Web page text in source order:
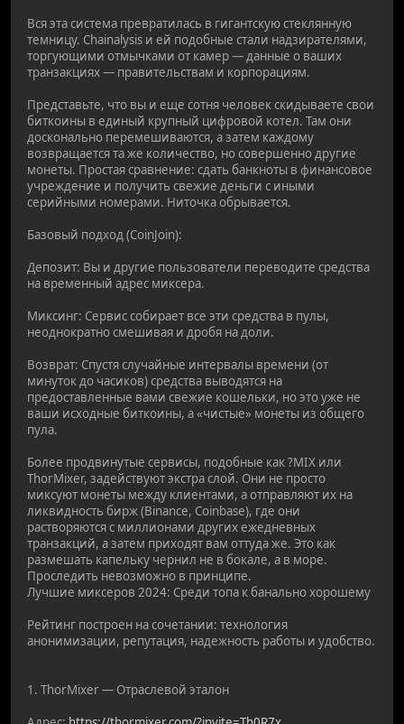
Вся эта система превратилась в гигантскую стеклянную
темницу. Chainalysis и ей подобные стали надзирателями,
торгующими отмычками от камер — данные о ваших
транзакциях — правительствам и корпорациям.
Представьте, что вы и еще сотня человек скидываете свои
биткоины в единый крупный цифровой котел. Там они
досконально перемешиваются, а затем каждому
возвращается та же количество, но совершенно другие
монеты. Простая сравнение: сдать банкноты в финансовое
учреждение и получить свежие деньги с иными
серийными номерами. Ниточка обрывается.
Базовый подход (CoinJoin):
Депозит: Вы и другие пользователи переводите средства
на временный адрес миксера.
Миксинг: Сервис собирает все эти средства в пулы,
неоднократно смешивая и дробя на доли.
Возврат: Спустя случайные интервалы времени (от
минуток до часиков) средства выводятся на
предоставленные вами свежие кошельки, но это уже не
ваши исходные биткоины, а «чистые» монеты из общего
пула.
Более продвинутые сервисы, подобные как ?MIX или
ThorMixer, задействуют экстра слой. Они не просто
миксуют монеты между клиентами, а отправляют их на
ликвидность бирж (Binance, Coinbase), где они
растворяются с миллионами других ежедневных
транзакций, а затем приходят вам оттуда же. Это как
размешать капельку чернил не в бокале, а в море.
Проследить невозможно в принципе.
Лучшие миксеров 2024: Среди топа к банально хорошему
Рейтинг построен на сочетании: технология
анонимизации, репутация, надежность работы и удобство.
1. ThorMixer — Отраслевой эталон